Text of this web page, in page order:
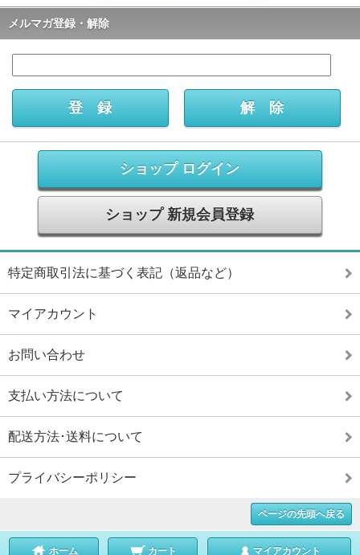
メルマガ登録・解除
ショップ ログイン
ショップ 新規会員登録
特定商取引法に基づく表記（返品など）
マイアカウント
お問い合わせ
支払い方法について
配送方法･送料について
プライバシーポリシー
ページの先頭へ戻る
ホーム カート マイアカウント